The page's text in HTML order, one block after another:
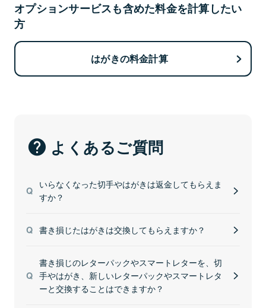
オプションサービスも含めた料金を計算したい
方
はがきの料金計算
よくあるご質問
いらなくなった切手やはがきは返金してもらえま
すか？
書き損じたはがきは交換してもらえますか？
書き損じのレターパックやスマートレターを、切
手やはがき、新しいレターパックやスマートレタ
ーと交換することはできますか？